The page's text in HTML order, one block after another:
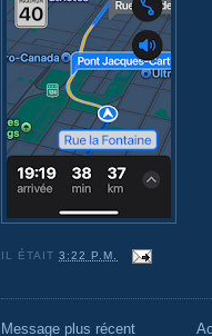
IL ÉTAIT3:22 P.M.
Message plus récent